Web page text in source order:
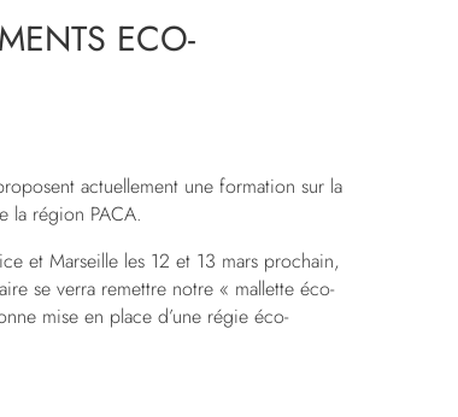
ECO-
actuellement une formation sur la
la région PACA.
et Marseille les 12 et 13 mars prochain,
se verra remettre notre « mallette éco-
mise en place d’une régie éco-